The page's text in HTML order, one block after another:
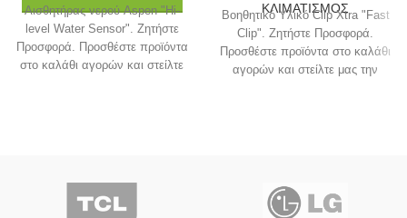
Αισθητήρας νερού Aspen "Hi-
level Water Sensor". Ζητήστε
Προσφορά. Προσθέστε προϊόντα
στο καλάθι αγορών και στείλτε
ΚΛΙΜΑΤΙΣΜΟΣ
Βοηθητικό Υλικό Clip Xtra "Fast
Clip". Ζητήστε Προσφορά.
Προσθέστε προϊόντα στο καλάθι
αγορών και στείλτε μας την